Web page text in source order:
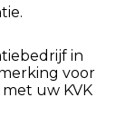
in
voor
met uw KVK